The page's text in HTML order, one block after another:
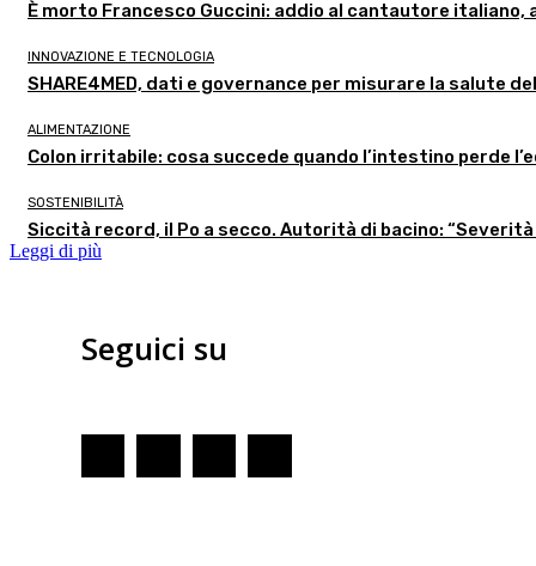
È morto Francesco Guccini: addio al cantautore italiano,
INNOVAZIONE E TECNOLOGIA
SHARE4MED, dati e governance per misurare la salute
ALIMENTAZIONE
Colon irritabile: cosa succede quando l’intestino perde
SOSTENIBILITÀ
Siccità record, il Po a secco. Autorità di bacino:
Leggi di più
Seguici su